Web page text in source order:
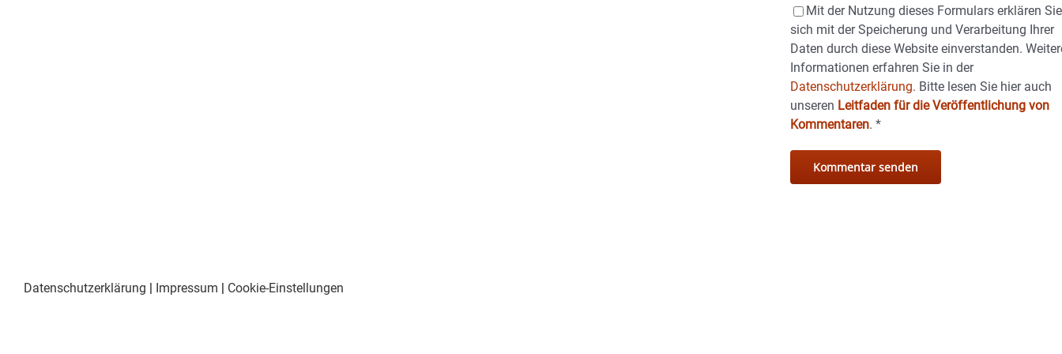
Mit der Nutzung dieses Formulars erklären Sie
sich mit der Speicherung und Verarbeitung Ihrer
Daten durch diese Website einverstanden.
Informationen erfahren Sie in der
Datenschutzerklärung. Bitte lesen Sie hier auch
unseren Leitfaden für die Veröffentlichung von
Kommentaren.*
Datenschutzerklärung | Impressum | Cookie-Einstellungen